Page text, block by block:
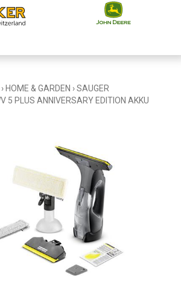
› HOME & GARDEN ›SAUGER
5 PLUS ANNIVERSARY EDITION AKKU